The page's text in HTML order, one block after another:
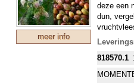
meer info
deze een
dun,
smaak
eten, voor
chutney
818570.1